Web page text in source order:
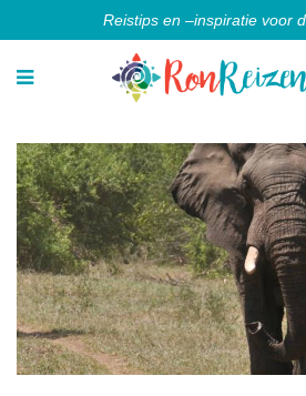
Reistips en –inspiratie voor